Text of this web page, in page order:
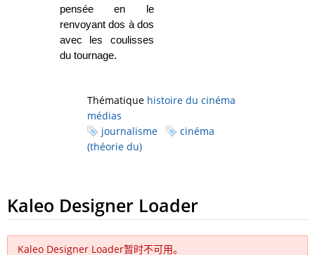
pensée en le
renvoyant dos à dos
avec les coulisses
du tournage.
Thématique histoire du cinéma
médias
journalisme
cinéma
(théorie du)
Kaleo Designer Loader
Kaleo Designer Loader暂时不可用。